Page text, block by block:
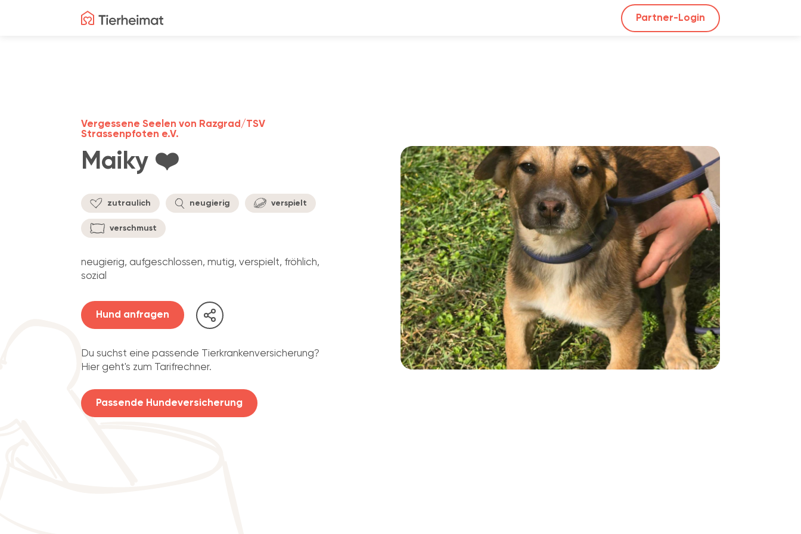
Partner-Login
Maiky ❤️
Vergessene Seelen von Razgrad/TSV
Strassenpfoten e.V.
zutraulich neugierig verspielt
verschmust
neugierig, aufgeschlossen, mutig, verspielt, fröhlich,
sozial
Hund anfragen
Du suchst eine passende Tierkrankenversicherung?
Hier geht's zum Tarifrechner.
Passende Hundeversicherung